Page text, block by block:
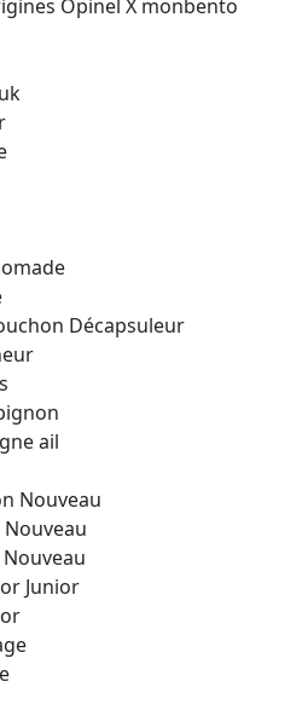
Opinel X monbento
Décapsuleur
ail
Nouveau
Nouveau
Nouveau
Junior